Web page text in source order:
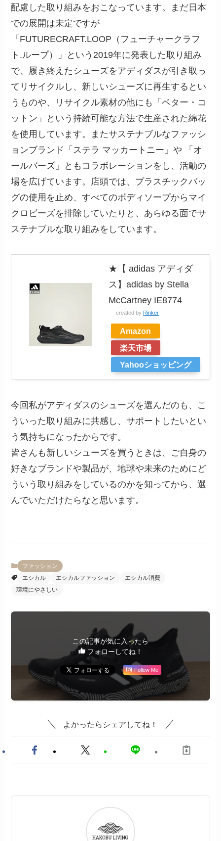
配慮した取り組みをおこなっています。まだ日本
での展開は未定ですが
「FUTURECRAFT.LOOP（フューチャークラフ
ト.ループ）」という2019年に発表した取り組み
で、履き終えたシューズをアディダスが引き取っ
てリサイクルし、新しいシューズに再生するとい
うものや、リサイクル素材の他にも「ベター・コ
ットン」という持続可能な方法で生産された綿花
を使用しています。またサステナブルなファッシ
ョンブランド「ステラ マッカートニー」や 「オ
ールバーズ」ともコラボレーションをし、活動の
場を広げています。店頭では、プラスチックバッ
グの使用を止め、すべてのボディソープからマイ
クロビーズを排除していたりと、あらゆる面でサ
ステナブルな取り組みをしています。
★【 adidas アディダ
ス】adidas by Stella
McCartney IE8774
created by Rinker
Amazon
楽天市場
Yahooショッピング
今回私がアディダスのシューズを選んだのも、こ
ういった取り組みに共感し、サポートしたいとい
う気持ちになったからです。
皆さんも新しいシューズを買うときは、ご自身の
好きなブランドや製品が、地球や未来のためにど
ういう取り組みをしているのかを知ってから、選
んでいただけたらなと思います。
ファッション
エシカル
エシカルファッション
エシカル消費
環境にやさしい
この記事が気に入ったら
フォローしてね！
Follow Me
よかったらシェアしてね！